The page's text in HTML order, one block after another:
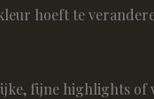
hoeft te
fijne highlights of